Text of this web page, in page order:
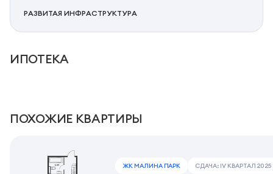
РАЗВИТАЯ ИНФРАСТРУКТУРА
ИПОТЕКА
ПОХОЖИЕ КВАРТИРЫ
ЖК МАЛИНА ПАРК СДАЧА: IV КВАРТАЛ 2025